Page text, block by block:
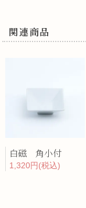
関連商品
白磁 角小付
1,320円(税込)